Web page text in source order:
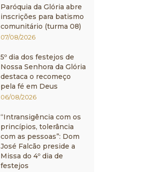
Paróquia da Glória abre
inscrições para batismo
comunitário (turma 08)
07/08/2026
5º dia dos festejos de
Nossa Senhora da Glória
destaca o recomeço
pela fé em Deus
06/08/2026
“Intransigência com os
princípios, tolerância
com as pessoas”: Dom
José Falcão preside a
Missa do 4º dia de
festejos